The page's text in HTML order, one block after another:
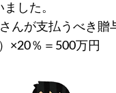
した。
んが支払うべき贈
×20％＝500万円